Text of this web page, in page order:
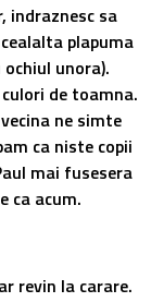
indraznesc sa
plapuma
unora).
de toamna.
ne simte
ca niste copii
mai fusesera
ca acum.
revin la carare.